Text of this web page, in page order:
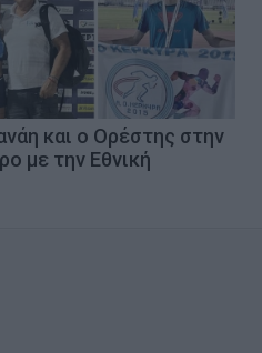
και ο Ορέστης στην
με την Εθνική